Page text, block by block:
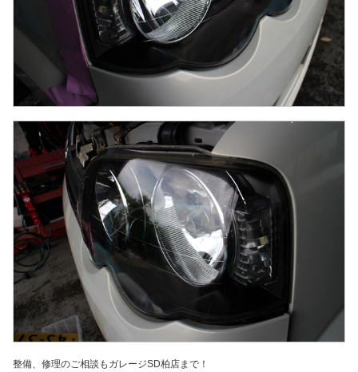
整備、修理のご相談もガレージSD柏店まで！